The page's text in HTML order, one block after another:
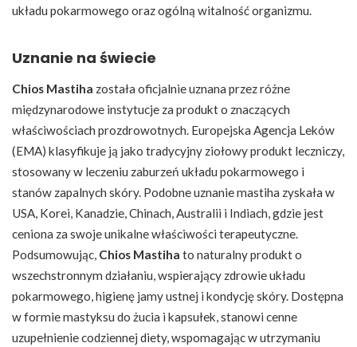
układu pokarmowego oraz ogólną witalność organizmu.
Uznanie na świecie
Chios Mastiha została oficjalnie uznana przez różne
międzynarodowe instytucje za produkt o znaczących
właściwościach prozdrowotnych. Europejska Agencja Leków
(EMA) klasyfikuje ją jako tradycyjny ziołowy produkt leczniczy,
stosowany w leczeniu zaburzeń układu pokarmowego i
stanów zapalnych skóry. Podobne uznanie mastiha zyskała w
USA, Korei, Kanadzie, Chinach, Australii i Indiach, gdzie jest
ceniona za swoje unikalne właściwości terapeutyczne.
Podsumowując, Chios Mastiha to naturalny produkt o
wszechstronnym działaniu, wspierający zdrowie układu
pokarmowego, higienę jamy ustnej i kondycję skóry. Dostępna
w formie mastyksu do żucia i kapsułek, stanowi cenne
uzupełnienie codziennej diety, wspomagając w utrzymaniu